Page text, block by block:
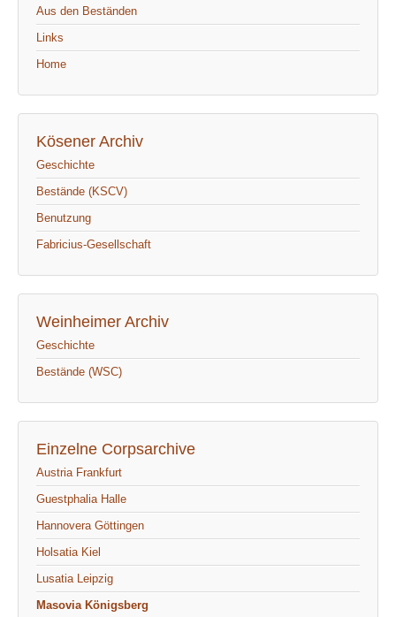
Aus den Beständen
Links
Home
Kösener Archiv
Geschichte
Bestände (KSCV)
Benutzung
Fabricius-Gesellschaft
Weinheimer Archiv
Geschichte
Bestände (WSC)
Einzelne Corpsarchive
Austria Frankfurt
Guestphalia Halle
Hannovera Göttingen
Holsatia Kiel
Lusatia Leipzig
Masovia Königsberg